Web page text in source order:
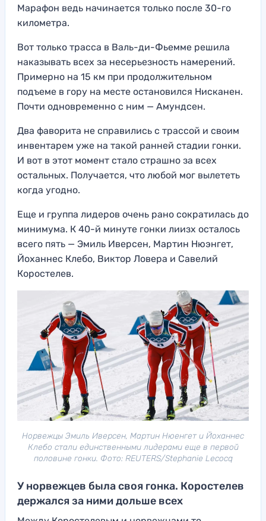
Марафон ведь начинается только после 30-го
километра.
Вот только трасса в Валь-ди-Фьемме решила
наказывать всех за несерьезность намерений.
Примерно на 15 км при продолжительном
подъеме в гору на месте остановился Нисканен.
Почти одновременно с ним — Амундсен.
Два фаворита не справились с трассой и своим
инвентарем уже на такой ранней стадии гонки.
И вот в этот момент стало страшно за всех
остальных. Получается, что любой мог вылететь
когда угодно.
Еще и группа лидеров очень рано сократилась до
минимума. К 40-й минуте гонки лиизх осталось
всего пять — Эмиль Иверсен, Мартин Нюэнгет,
Йоханнес Клебо, Виктор Ловера и Савелий
Коростелев.
Норвежцы Эмиль Иверсен, Мартин Нюенгет и Йоханнес
Клебо стали единственными лидерами еще в первой
половине гонки. Фото: REUTERS/Stephanie Lecocq
У норвежцев была своя гонка. Коростелев
держался за ними дольше всех